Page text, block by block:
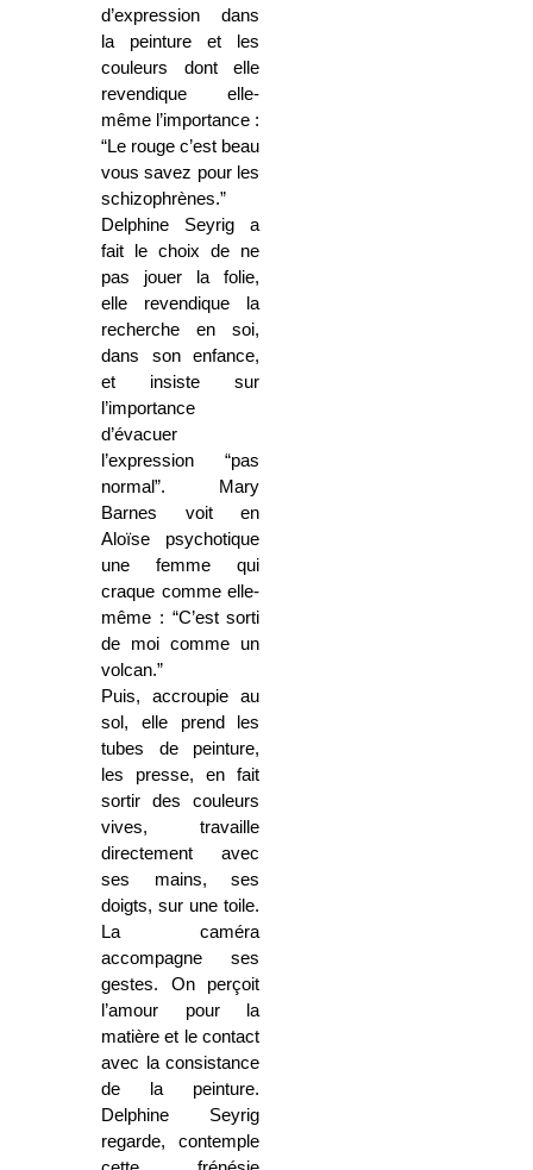
d’expression dans
la peinture et les
couleurs dont elle
revendique elle-
même l’importance :
“Le rouge c’est beau
vous savez pour les
schizophrènes.”
Delphine Seyrig a
fait le choix de ne
pas jouer la folie,
elle revendique la
recherche en soi,
dans son enfance,
et insiste sur
l’importance
d’évacuer
l’expression “pas
normal”. Mary
Barnes voit en
Aloïse psychotique
une femme qui
craque comme elle-
même : “C’est sorti
de moi comme un
volcan.”
Puis, accroupie au
sol, elle prend les
tubes de peinture,
les presse, en fait
sortir des couleurs
vives, travaille
directement avec
ses mains, ses
doigts, sur une toile.
La caméra
accompagne ses
gestes. On perçoit
l’amour pour la
matière et le contact
avec la consistance
de la peinture.
Delphine Seyrig
regarde, contemple